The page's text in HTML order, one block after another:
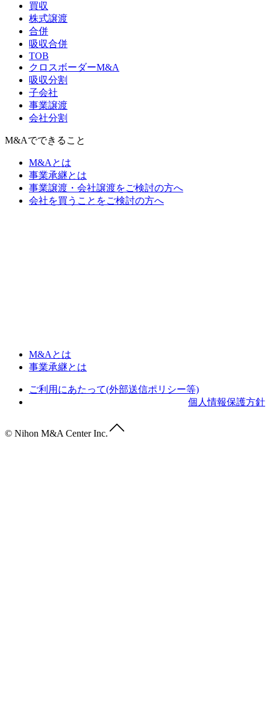
買収
株式譲渡
合併
吸収合併
TOB
クロスボーダーM&A
吸収分割
子会社
事業譲渡
会社分割
M&Aでできること
M&Aとは
事業承継とは
事業譲渡・会社譲渡をご検討の方へ
会社を買うことをご検討の方へ
M&Aとは
事業承継とは
ご利用にあたって(外部送信ポリシー等)
個人情報保護方針
© Nihon M&A Center Inc.